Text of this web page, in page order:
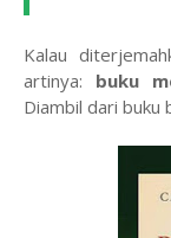
Kalau
artinya: buku
Diambil dari buku